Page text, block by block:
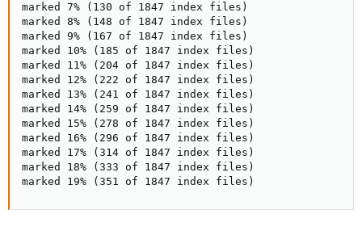
marked 7% (130 of 1847 index files)
marked 8% (148 of 1847 index files)
marked 9% (167 of 1847 index files)
marked 10% (185 of 1847 index files)
marked 11% (204 of 1847 index files)
marked 12% (222 of 1847 index files)
marked 13% (241 of 1847 index files)
marked 14% (259 of 1847 index files)
marked 15% (278 of 1847 index files)
marked 16% (296 of 1847 index files)
marked 17% (314 of 1847 index files)
marked 18% (333 of 1847 index files)
marked 19% (351 of 1847 index files)